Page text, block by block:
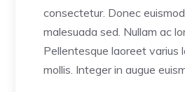
consectetur. Donec
malesuada sed. Nullam ac
Pellentesque laoreet varius
mollis. Integer in augue